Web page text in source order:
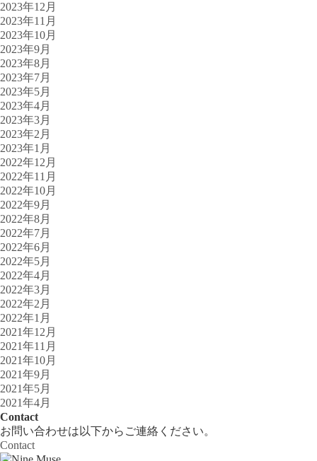
2023年12月
2023年11月
2023年10月
2023年9月
2023年8月
2023年7月
2023年5月
2023年4月
2023年3月
2023年2月
2023年1月
2022年12月
2022年11月
2022年10月
2022年9月
2022年8月
2022年7月
2022年6月
2022年5月
2022年4月
2022年3月
2022年2月
2022年1月
2021年12月
2021年11月
2021年10月
2021年9月
2021年5月
2021年4月
Contact
お問い合わせは以下からご連絡ください。
Contact